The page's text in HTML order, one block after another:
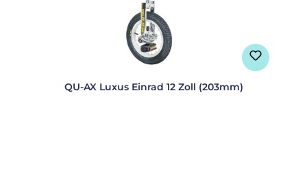
QU-AX Luxus Einrad 12 Zoll (203mm)